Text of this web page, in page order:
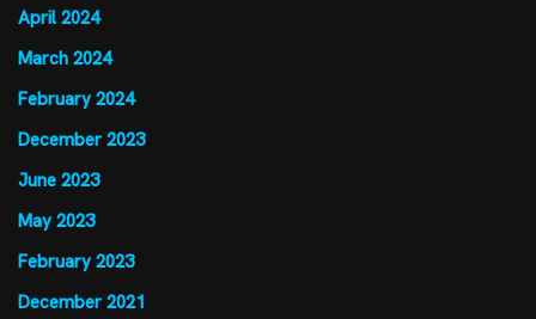
April 2024
March 2024
February 2024
December 2023
June 2023
May 2023
February 2023
December 2021